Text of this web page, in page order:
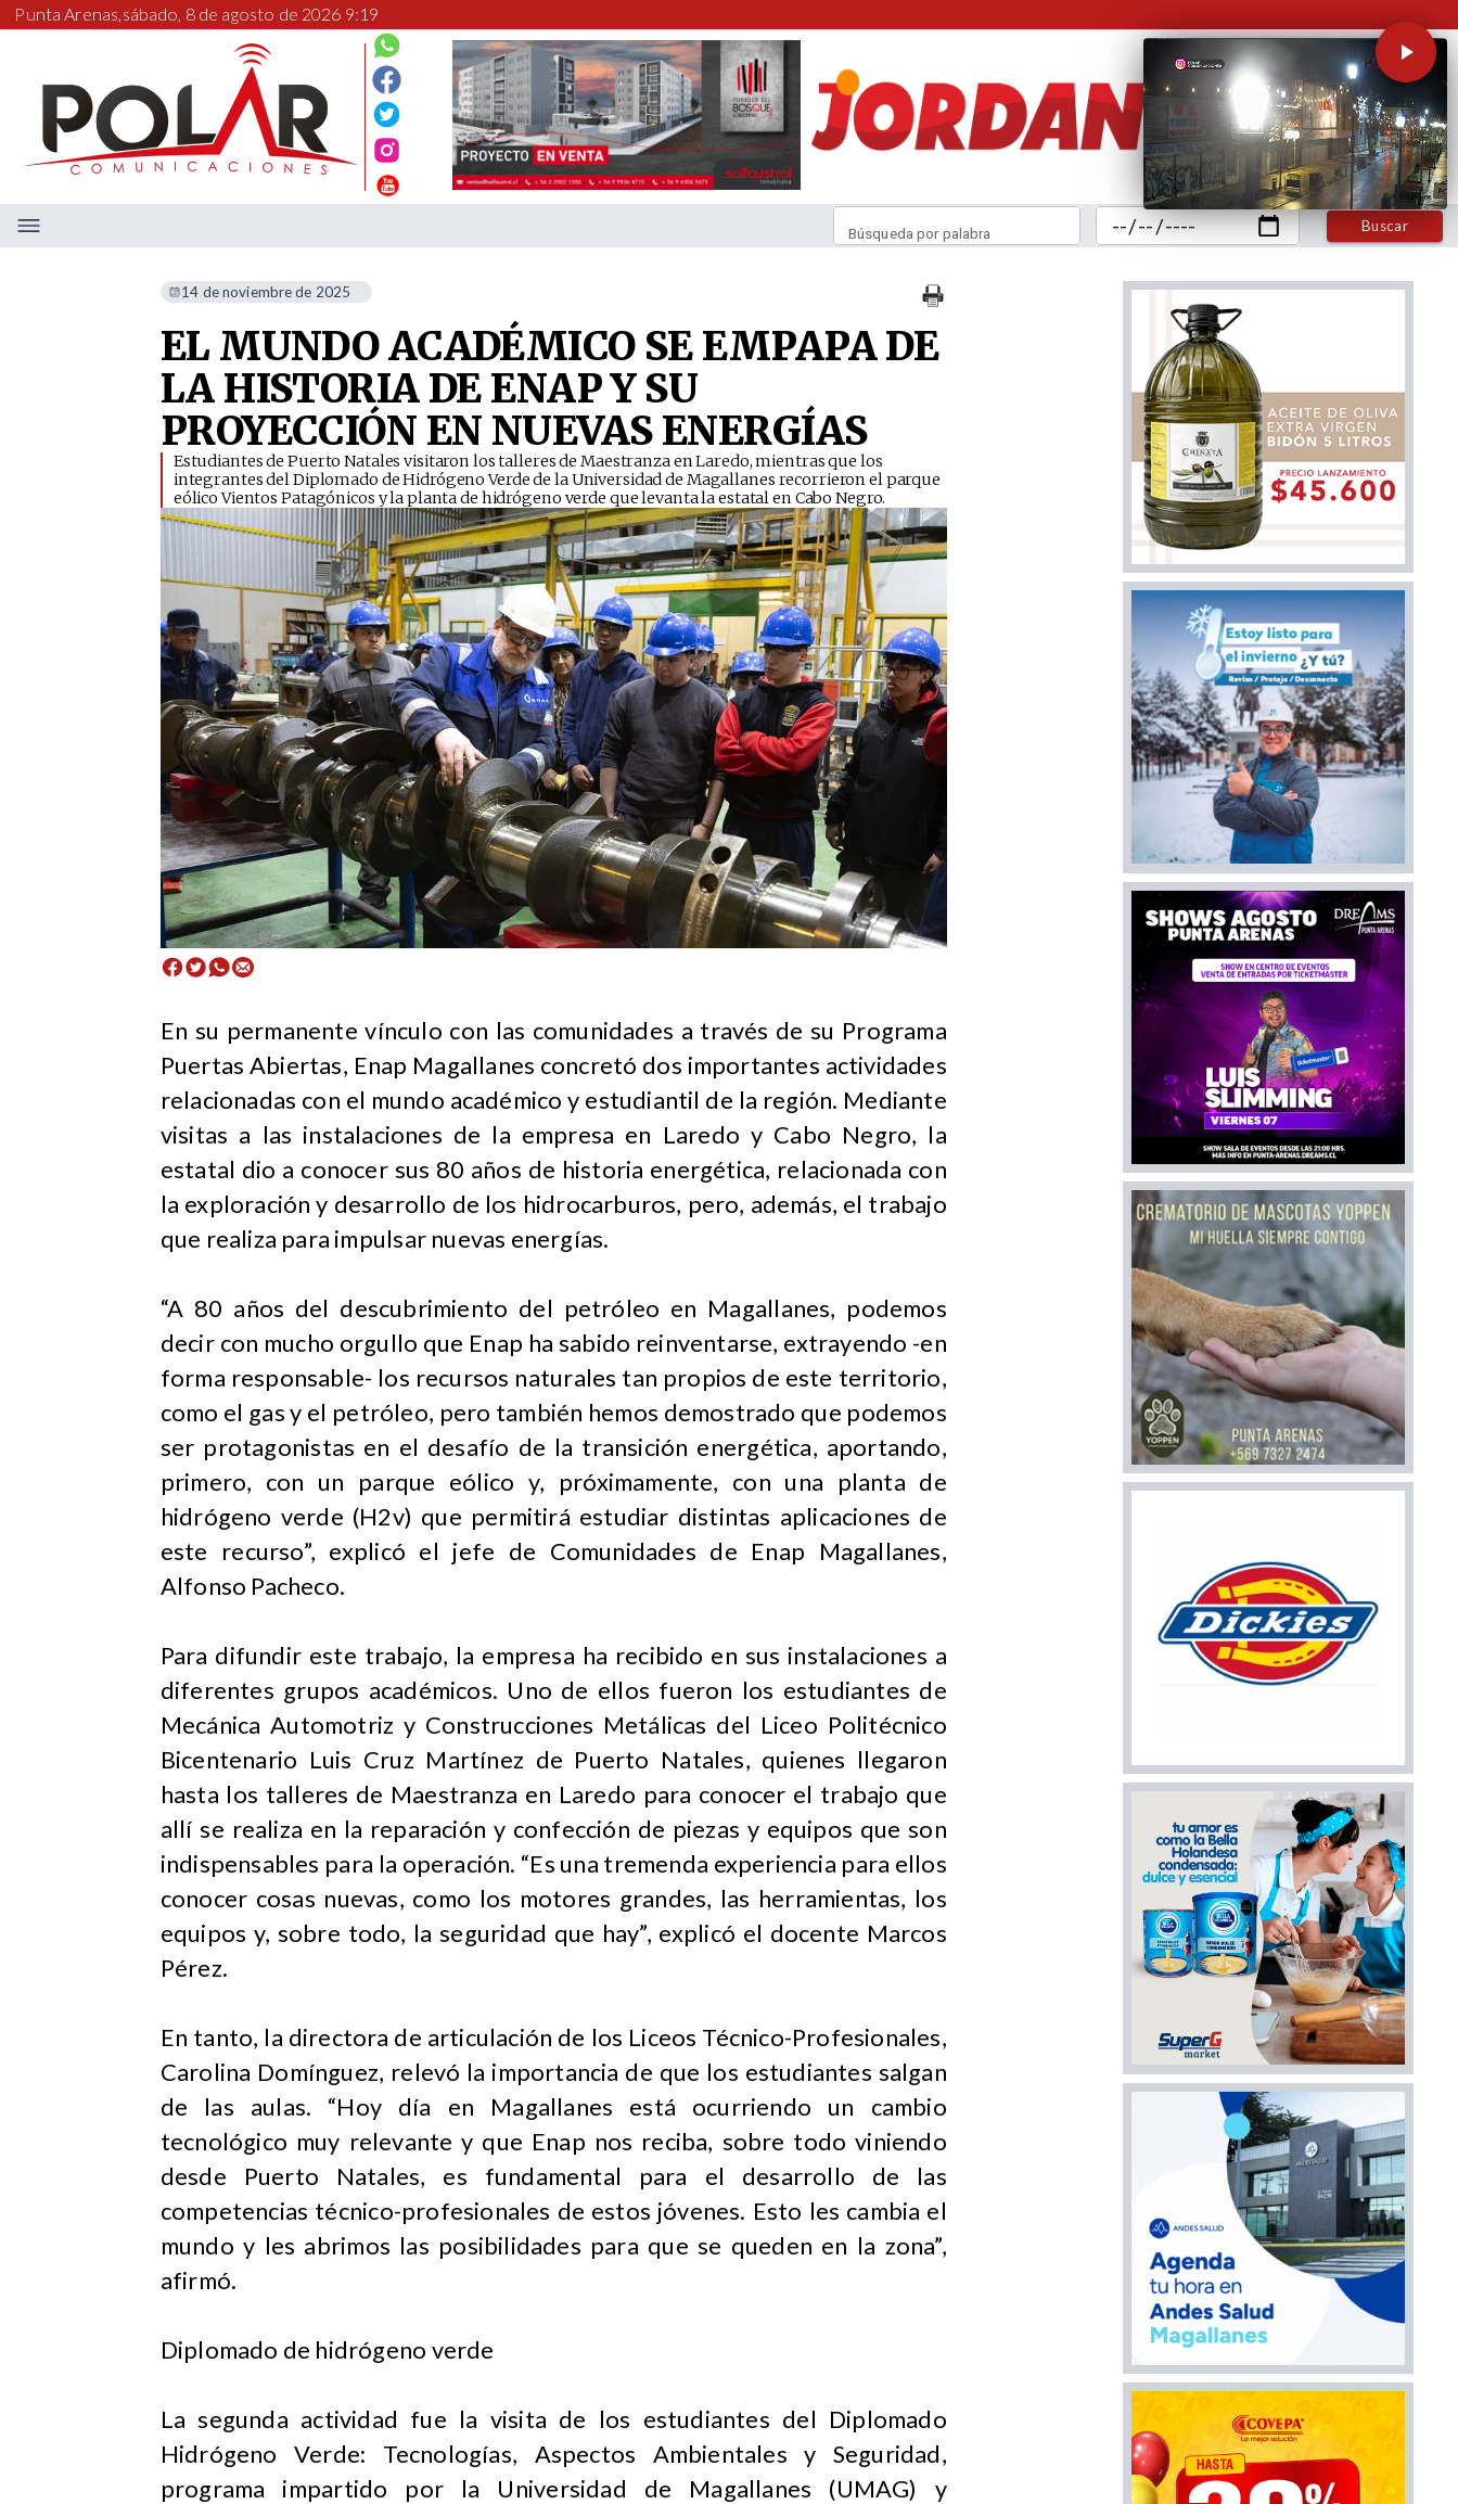
Punta Arenas,sábado, 8 de agosto de 2026 9:19
Buscar
Búsqueda por palabra
14 de noviembre de 2025
EL MUNDO ACADÉMICO SE EMPAPA DE
LA HISTORIA DE ENAP Y SU
PROYECCIÓN EN NUEVAS ENERGÍAS
​Estudiantes de Puerto Natales visitaron los talleres de Maestranza en Laredo, mientras que los
integrantes del Diplomado de Hidrógeno Verde de la Universidad de Magallanes recorrieron el parque
eólico Vientos Patagónicos y la planta de hidrógeno verde que levanta la estatal en Cabo Negro.
​En su permanente vínculo con las comunidades a través de su Programa
Puertas Abiertas, Enap Magallanes concretó dos importantes actividades
relacionadas con el mundo académico y estudiantil de la región. Mediante
visitas a las instalaciones de la empresa en Laredo y Cabo Negro, la
estatal dio a conocer sus 80 años de historia energética, relacionada con
la exploración y desarrollo de los hidrocarburos, pero, además, el trabajo
que realiza para impulsar nuevas energías.
“A 80 años del descubrimiento del petróleo en Magallanes, podemos
decir con mucho orgullo que Enap ha sabido reinventarse, extrayendo -en
forma responsable- los recursos naturales tan propios de este territorio,
como el gas y el petróleo, pero también hemos demostrado que podemos
ser protagonistas en el desafío de la transición energética, aportando,
primero, con un parque eólico y, próximamente, con una planta de
hidrógeno verde (H2v) que permitirá estudiar distintas aplicaciones de
este recurso”, explicó el jefe de Comunidades de Enap Magallanes,
Alfonso Pacheco.
Para difundir este trabajo, la empresa ha recibido en sus instalaciones a
diferentes grupos académicos. Uno de ellos fueron los estudiantes de
Mecánica Automotriz y Construcciones Metálicas del Liceo Politécnico
Bicentenario Luis Cruz Martínez de Puerto Natales, quienes llegaron
hasta los talleres de Maestranza en Laredo para conocer el trabajo que
allí se realiza en la reparación y confección de piezas y equipos que son
indispensables para la operación. “Es una tremenda experiencia para ellos
conocer cosas nuevas, como los motores grandes, las herramientas, los
equipos y, sobre todo, la seguridad que hay”, explicó el docente Marcos
Pérez.
En tanto, la directora de articulación de los Liceos Técnico-Profesionales,
Carolina Domínguez, relevó la importancia de que los estudiantes salgan
de las aulas. “Hoy día en Magallanes está ocurriendo un cambio
tecnológico muy relevante y que Enap nos reciba, sobre todo viniendo
desde Puerto Natales, es fundamental para el desarrollo de las
competencias técnico-profesionales de estos jóvenes. Esto les cambia el
mundo y les abrimos las posibilidades para que se queden en la zona”,
afirmó.
Diplomado de hidrógeno verde
La segunda actividad fue la visita de los estudiantes del Diplomado
Hidrógeno Verde: Tecnologías, Aspectos Ambientales y Seguridad,
programa impartido por la Universidad de Magallanes (UMAG) y